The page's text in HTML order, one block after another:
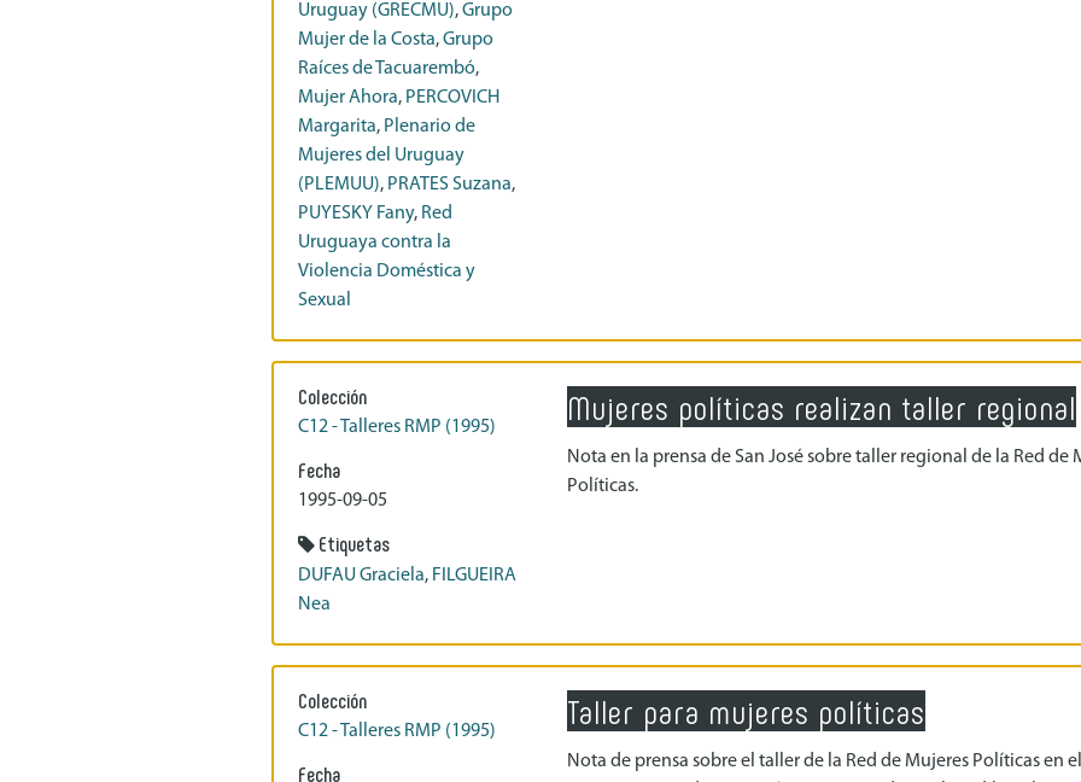
Uruguay (GRECMU),Grupo
Mujer de la Costa,Grupo
Raíces de Tacuarembó,
Mujer Ahora, PERCOVICH
Margarita, Plenario de
Mujeres del Uruguay
(PLEMUU), PRATES Suzana,
PUYESKY Fany, Red
Uruguaya contra la
Violencia Doméstica y
Sexual
Colección
C12 - Talleres RMP (1995)
Fecha
1995-09-05
Etiquetas
DUFAU Graciela, FILGUEIRA
Nea
Mujeres políticas realizan taller regional
Nota en la prensa de San José sobre taller regional de la Red de
Políticas.
Colección
C12 - Talleres RMP (1995)
Fecha
Taller para mujeres políticas
Nota de prensa sobre el taller de la Red de Mujeres Políticas en el